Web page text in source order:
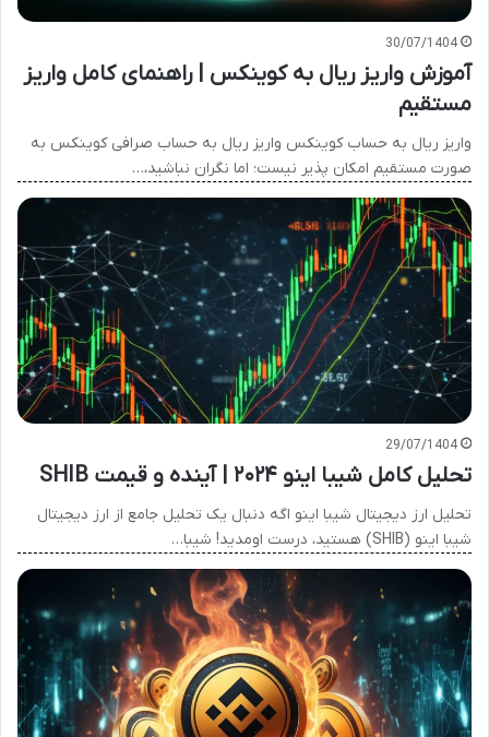
30/07/1404
آموزش واریز ریال به کوینکس | راهنمای کامل واریز
مستقیم
واریز ریال به حساب کوینکس واریز ریال به حساب صرافی کوینکس به
صورت مستقیم امکان پذیر نیست؛ اما نگران نباشید،…
29/07/1404
تحلیل کامل شیبا اینو ۲۰۲۴ | آینده و قیمت SHIB
تحلیل ارز دیجیتال شیبا اینو اگه دنبال یک تحلیل جامع از ارز دیجیتال
شیبا اینو (SHIB) هستید، درست اومدید! شیبا…